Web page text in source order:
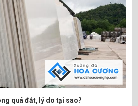
quá đắt, lý do tại sao?